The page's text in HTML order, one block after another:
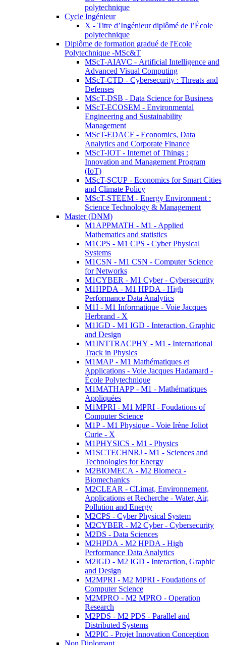
polytechnique
Cycle Ingénieur
X - Titre d’Ingénieur diplômé de l’École
polytechnique
Diplôme de formation gradué de l'Ecole
Polytechnique -MSc&T
MScT-AIAVC - Artificial Intelligence and
Advanced Visual Computing
MScT-CTD - Cybersecurity : Threats and
Defenses
MScT-DSB - Data Science for Business
MScT-ECOSEM - Environmental
Engineering and Sustainability
Management
MScT-EDACF - Economics, Data
Analytics and Corporate Finance
MScT-IOT - Internet of Things :
Innovation and Management Program
(IoT)
MScT-SCUP - Economics for Smart Cities
and Climate Policy
MScT-STEEM - Energy Environment :
Science Technology & Management
Master (DNM)
M1APPMATH - M1 - Applied
Mathematics and statistics
M1CPS - M1 CPS - Cyber Physical
Systems
M1CSN - M1 CSN - Computer Science
for Networks
M1CYBER - M1 Cyber - Cybersecurity
M1HPDA - M1 HPDA - High
Performance Data Analytics
M1I - M1 Informatique - Voie Jacques
Herbrand - X
M1IGD - M1 IGD - Interaction, Graphic
and Design
M1INTTRACPHY - M1 - International
Track in Physics
M1MAP - M1 Mathématiques et
Applications - Voie Jacques Hadamard -
École Polytechnique
M1MATHAPP - M1 - Mathématiques
Appliquées
M1MPRI - M1 MPRI - Foudations of
Computer Science
M1P - M1 Physique - Voie Irène Joliot
Curie - X
M1PHYSICS - M1 - Physics
M1SCTECHNRJ - M1 - Sciences and
Technologies for Energy
M2BIOMECA - M2 Biomeca -
Biomechanics
M2CLEAR - CLimat, Environnement,
Applications et Recherche - Water, Air,
Pollution and Energy
M2CPS - Cyber Physical System
M2CYBER - M2 Cyber - Cybersecurity
M2DS - Data Sciences
M2HPDA - M2 HPDA - High
Performance Data Analytics
M2IGD - M2 IGD - Interaction, Graphic
and Design
M2MPRI - M2 MPRI - Foudations of
Computer Science
M2MPRO - M2 MPRO - Operation
Research
M2PDS - M2 PDS - Parallel and
Distributed Systems
M2PIC - Projet Innovation Conception
Non Diplomant